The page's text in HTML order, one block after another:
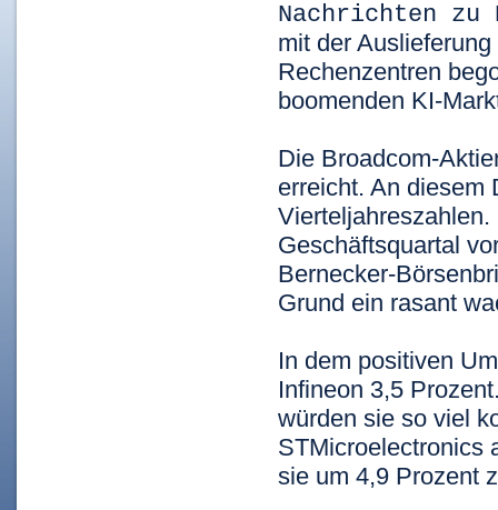
Nachrichten zu
mit der
Rechenzentren
boomenden KI-
Die Broadcom-
erreicht. An diesem
Geschäftsquartal
Bernecker-
Grund ein rasant
In dem positiven
Infineon 3,5
würden sie so viel
STMicroelectronics
sie um 4,9 Prozent